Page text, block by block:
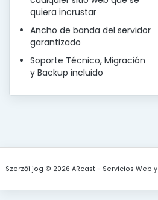
quiera incrustar
Ancho de banda del servidor
garantizado
Soporte Técnico, Migración
y Backup incluido
Szerzői jog © 2026 ARcast - Servicios Web